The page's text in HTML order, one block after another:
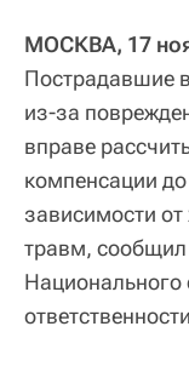
МОСКВА, 17
Пострадавшие
из-за
вправе
компенсации
зависимости от
травм, сообщил